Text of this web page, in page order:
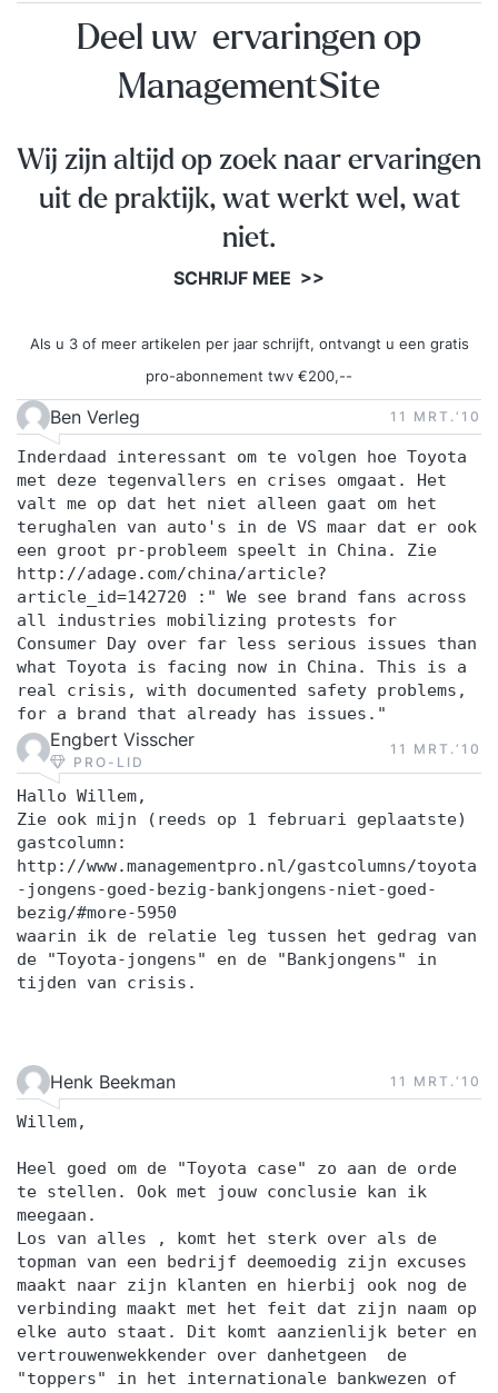
Deel uw ervaringen op
ManagementSite
Wij zijn altijd op zoek naar ervaringen
uit de praktijk, wat werkt wel, wat
niet.
SCHRIJF MEE >>
Als u 3 of meer artikelen per jaar schrijft, ontvangt u een gratis
pro-abonnement twv €200,--
Ben Verleg 11 MRT.‘10
Inderdaad interessant om te volgen hoe Toyota
met deze tegenvallers en crises omgaat. Het
valt me op dat het niet alleen gaat om het
terughalen van auto's in de VS maar dat er ook
een groot pr-probleem speelt in China. Zie
http://adage.com/china/article?
article_id=142720 :" We see brand fans across
all industries mobilizing protests for
Consumer Day over far less serious issues than
what Toyota is facing now in China. This is a
real crisis, with documented safety problems,
for a brand that already has issues."
Engbert Visscher
PRO-LID
11 MRT.‘10
Hallo Willem,
Zie ook mijn (reeds op 1 februari geplaatste)
gastcolumn:
http://www.managementpro.nl/gastcolumns/toyota
-jongens-goed-bezig-bankjongens-niet-goed-
bezig/#more-5950
waarin ik de relatie leg tussen het gedrag van
de "Toyota-jongens" en de "Bankjongens" in
tijden van crisis.
Henk Beekman 11 MRT.‘10
Willem,
Heel goed om de "Toyota case" zo aan de orde
te stellen. Ook met jouw conclusie kan ik
meegaan.
Los van alles , komt het sterk over als de
topman van een bedrijf deemoedig zijn excuses
maakt naar zijn klanten en hierbij ook nog de
verbinding maakt met het feit dat zijn naam op
elke auto staat. Dit komt aanzienlijk beter en
vertrouwenwekkender over danhetgeen de
"toppers" in het internationale bankwezen of